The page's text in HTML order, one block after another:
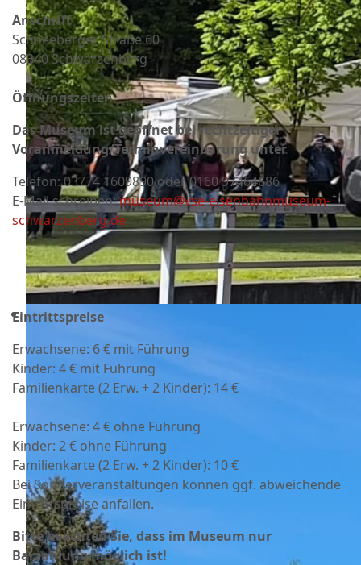
Anschrift
Schneeberger Straße 60
08340 Schwarzenberg
Öffnungszeiten
Das Museum ist geöffnet bei rechtzeitiger
Voranmeldung/Terminvereinbarung unter
Telefon:03774 1609890 oder 0160 97464686
E-Mail schreiben:museum@vse-eisenbahnmuseum-
schwarzenberg.de
Eintrittspreise
Erwachsene: 6 € mit Führung
Kinder: 4 € mit Führung
Familienkarte (2 Erw. + 2 Kinder): 14 €
Erwachsene: 4 € ohne Führung
Kinder: 2 € ohne Führung
Familienkarte (2 Erw. + 2 Kinder): 10 €
Bei Sonderveranstaltungen können ggf. abweichende
Eintrittspreise anfallen.
Bitte beachten Sie, dass im Museum nur
Barzahlung möglich ist!